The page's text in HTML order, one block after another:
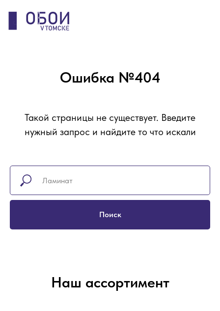
Ошибка №404
Такой страницы не существует. Введите
нужный запрос и найдите то что искали
Поиск
Наш ассортимент